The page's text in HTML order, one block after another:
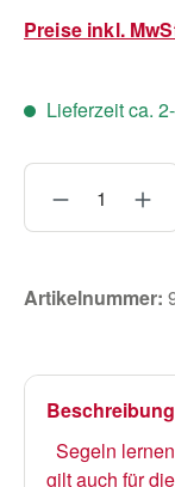
Preise inkl.
Lieferzeit ca.
Produkt
Artikelnummer:
Beschreibung
Segeln
gilt auch für